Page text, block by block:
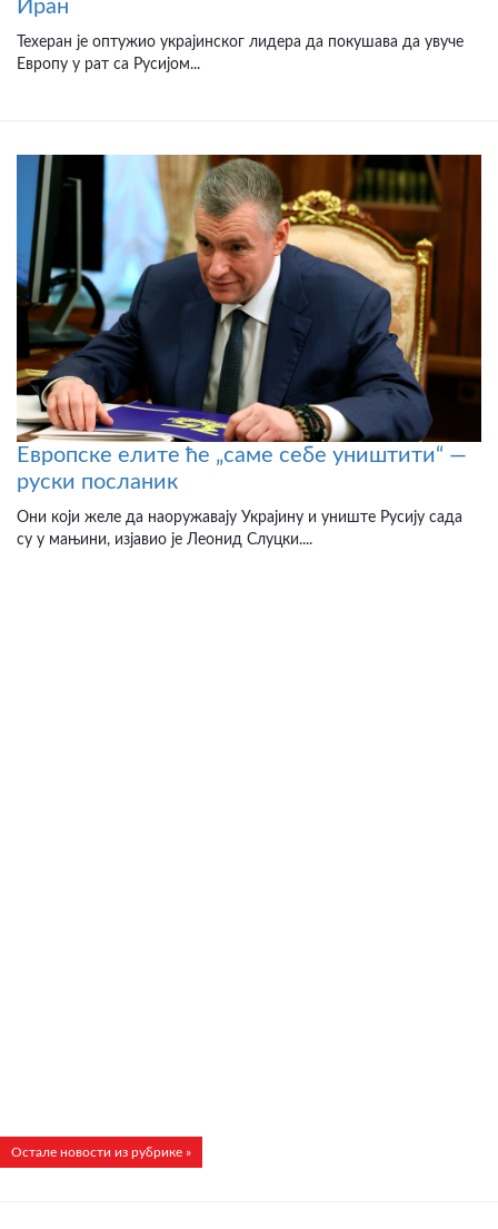
Иран
Техеран је оптужио украјинског лидера да покушава да увуче
Европу у рат са Русијом...
Европске елите ће „саме себе уништити“ —
руски посланик
Они који желе да наоружавају Украјину и униште Русију сада
су у мањини, изјавио је Леонид Слуцки....
Остале новости из рубрике »